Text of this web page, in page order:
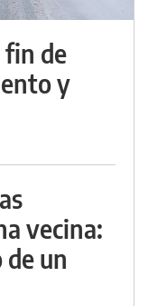
fin de
y
vecina:
un